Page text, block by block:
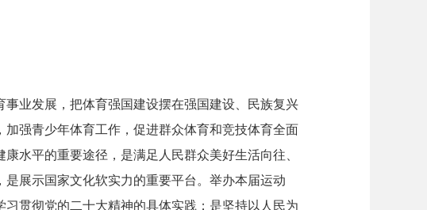
业发展，把体育强国建设摆在强国建设、民族复兴
强青少年体育工作，促进群众体育和竞技体育全面
水平的重要途径，是满足人民群众美好生活向往、
展示国家文化软实力的重要平台。举办本届运动
贯彻党的二十大精神的具体实践；是坚持以人民为